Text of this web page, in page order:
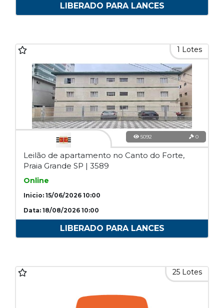
LIBERADO PARA LANCES
1 Lotes
5092 0
Leilão de apartamento no Canto do Forte,
Praia Grande SP | 3589
Online
Inicio: 15/06/2026 10:00
Data: 18/08/2026 10:00
LIBERADO PARA LANCES
25 Lotes